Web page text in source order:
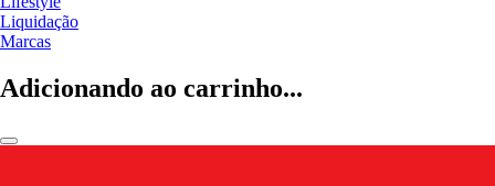
Liquidação
Marcas
Adicionando ao carrinho...